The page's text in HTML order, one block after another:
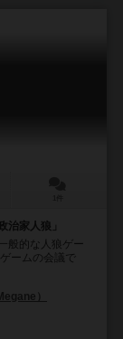
家人狼」
般的な人狼ゲー
ームの会議で
）